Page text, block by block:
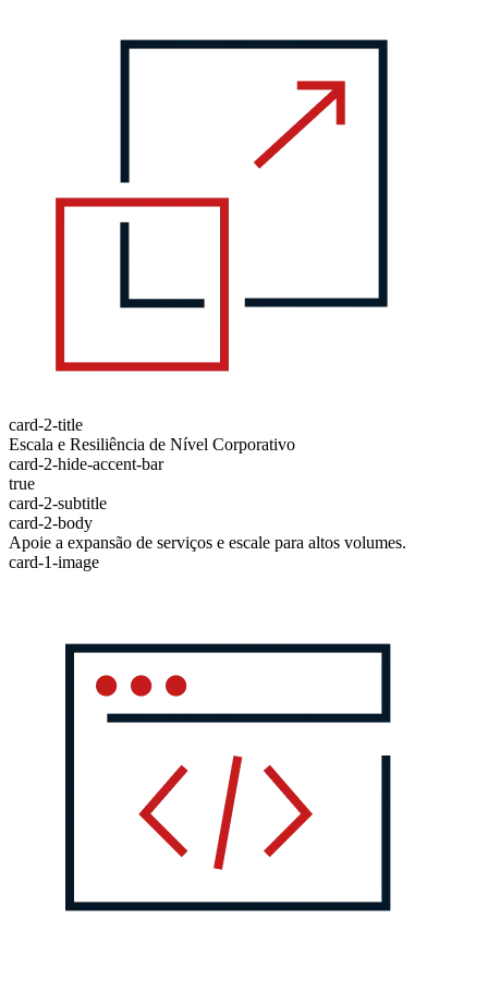
card-2-title
Escala e Resiliência de Nível Corporativo
card-2-hide-accent-bar
true
card-2-subtitle
card-2-body
Apoie a expansão de serviços e escale para altos volumes.
card-1-image